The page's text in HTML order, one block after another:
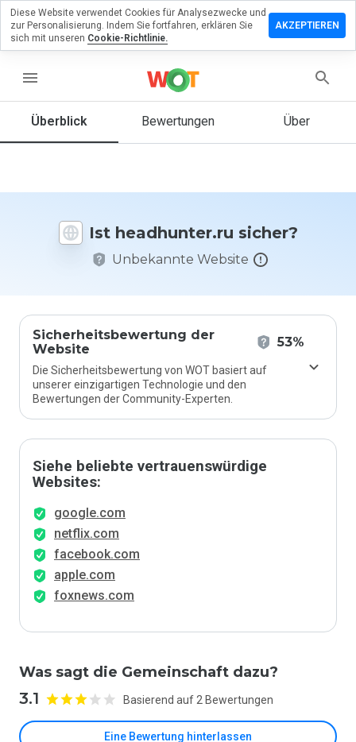
menu
Überblick Bewertungen Über
Ist headhunter.ru sicher?
Unbekannte Website
Sicherheitsbewertung der
Website
53%
Die Sicherheitsbewertung von WOT basiert auf
unserer einzigartigen Technologie und den
Bewertungen der Community-Experten.
Siehe beliebte vertrauenswürdige
Websites:
google.com
netflix.com
facebook.com
apple.com
foxnews.com
Was sagt die Gemeinschaft dazu?
3.1 Basierend auf 2 Bewertungen
Eine Bewertung hinterlassen
würden
auf einer
Skala von
Diese Website verwendet Cookies für Analysezwecke und
zur Personalisierung. Indem Sie fortfahren, erklären Sie
sich mit unseren Cookie-Richtlinie.
AKZEPTIEREN